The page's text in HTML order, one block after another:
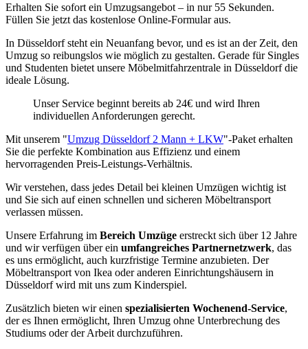
Erhalten Sie sofort ein Umzugsangebot – in nur 55 Sekunden.
Füllen Sie jetzt das kostenlose Online-Formular aus.
In Düsseldorf steht ein Neuanfang bevor, und es ist an der Zeit, den
Umzug so reibungslos wie möglich zu gestalten. Gerade für Singles
und Studenten bietet unsere Möbelmitfahrzentrale in Düsseldorf die
ideale Lösung.
Unser Service beginnt bereits ab 24€ und wird Ihren
individuellen Anforderungen gerecht.
Mit unserem "Umzug Düsseldorf 2 Mann + LKW"-Paket erhalten
Sie die perfekte Kombination aus Effizienz und einem
hervorragenden Preis-Leistungs-Verhältnis.
Wir verstehen, dass jedes Detail bei kleinen Umzügen wichtig ist
und Sie sich auf einen schnellen und sicheren Möbeltransport
verlassen müssen.
Unsere Erfahrung im Bereich Umzüge erstreckt sich über 12 Jahre
und wir verfügen über ein umfangreiches Partnernetzwerk, das
es uns ermöglicht, auch kurzfristige Termine anzubieten. Der
Möbeltransport von Ikea oder anderen Einrichtungshäusern in
Düsseldorf wird mit uns zum Kinderspiel.
Zusätzlich bieten wir einen spezialisierten Wochenend-Service,
der es Ihnen ermöglicht, Ihren Umzug ohne Unterbrechung des
Studiums oder der Arbeit durchzuführen.